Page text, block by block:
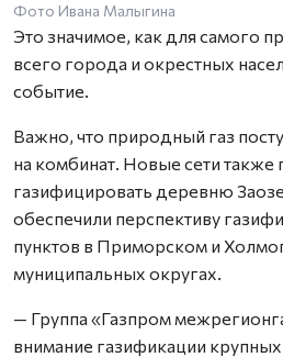
Фото Ивана Малыгина
Это значимое, как для самого
всего города и окрестных
событие.
Важно, что природный газ
на комбинат. Новые сети также
газифицировать деревню
обеспечили перспективу
пунктов в Приморском и
муниципальных округах.
— Группа «Газпром
внимание газификации